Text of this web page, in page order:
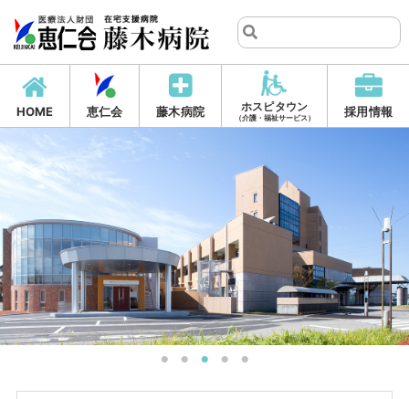
HOME 恵仁会 藤木病院 ホスピタウン
（介護・福祉サービス） 採用情報